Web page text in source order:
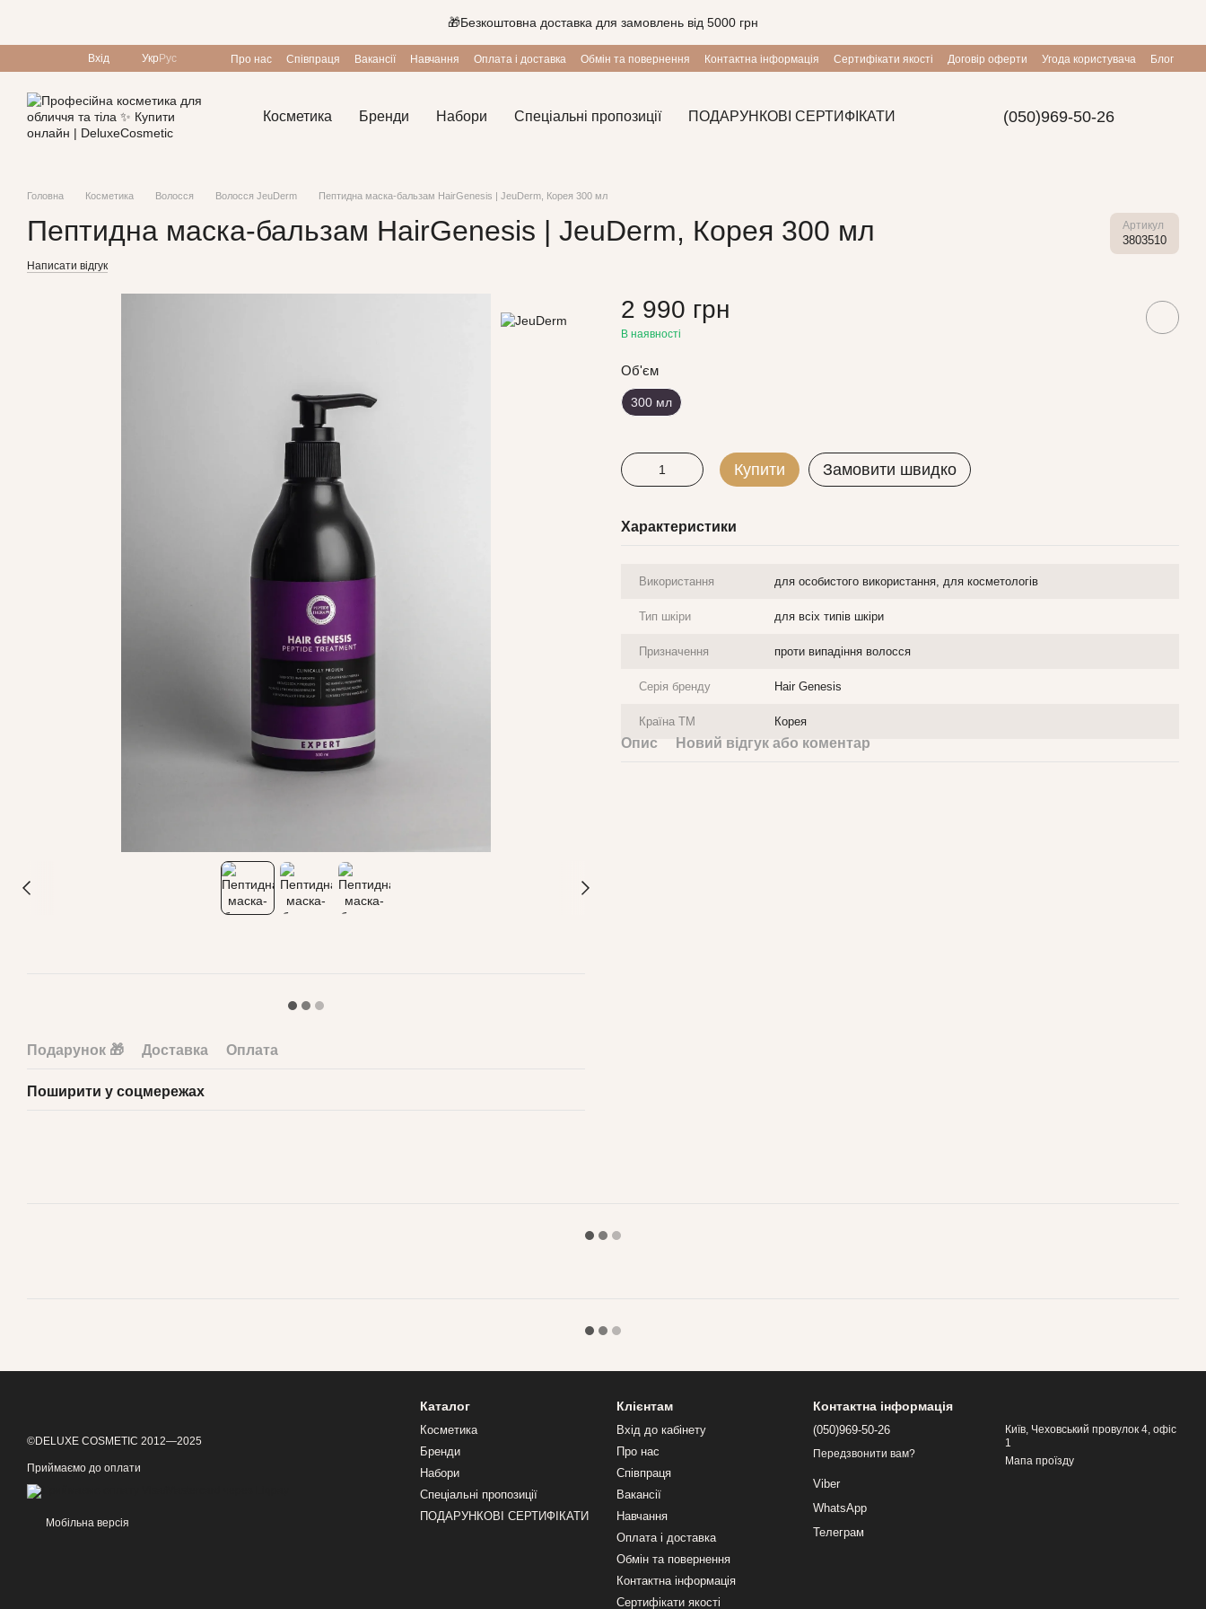
🎁Безкоштовна доставка для замовлень від 5000 грн
Вхід Укр Рус Про нас Співпраця Вакансії Навчання Оплата і доставка Обмін та повернення Контактна інформація Сертифікати якості Договір оферти Угода користувача
Блог
Косметика Бренди Набори Спеціальні пропозиції ПОДАРУНКОВІ СЕРТИФІКАТИ (050)969-50-26
Головна Косметика Волосся Волосся JeuDerm Пептидна маска-бальзам HairGenesis | JeuDerm, Корея 300 мл
Пептидна маска-бальзам HairGenesis | JeuDerm, Корея 300 мл Артикул
3803510
Написати відгук
Подарунок 🎁 Доставка Оплата
Поширити у соцмережах
2 990 грн
В наявності
Об'єм
300 мл
Купити Замовити швидко
Характеристики
Використання для особистого використання, для косметологів
Тип шкіри для всіх типів шкіри
Призначення проти випадіння волосся
Серія бренду Hair Genesis
Країна ТМ Корея
Опис Новий відгук або коментар
©DELUXE COSMETIC 2012—2025
Приймаємо до оплати
Мобільна версія
Каталог
Косметика
Бренди
Набори
Спеціальні пропозиції
ПОДАРУНКОВІ СЕРТИФІКАТИ
Клієнтам
Вхід до кабінету
Про нас
Співпраця
Вакансії
Навчання
Оплата і доставка
Обмін та повернення
Контактна інформація
Сертифікати якості
Контактна інформація
(050)969-50-26
Передзвонити вам?
Viber
WhatsApp
Телеграм
Київ, Чеховський провулок 4, офіс
1
Мапа проїзду